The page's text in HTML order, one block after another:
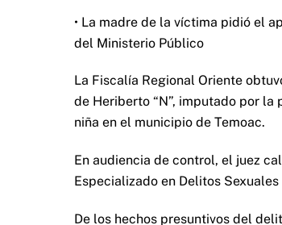
• La madre de la víctima pidió el
del Ministerio Público
La Fiscalía Regional Oriente
de Heriberto “N”, imputado por
niña en el municipio de Temoac.
En audiencia de control, el juez
Especializado en Delitos
De los hechos presuntivos del